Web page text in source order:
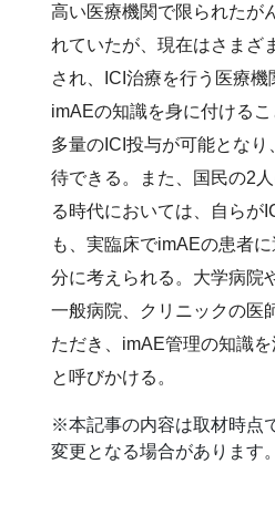
高い医療機関で限られたが
れていたが、現在はさまざ
され、ICI治療を行う医療機
imAEの知識を身に付ける
多量のICI投与が可能となり
待できる。また、国民の2
る時代においては、自らが
も、実臨床でimAEの患者
分に考えられる。大学病院
一般病院、クリニックの医
ただき、imAE管理の知識を
と呼びかける。
※本記事の内容は取材時点
変更となる場合があります。